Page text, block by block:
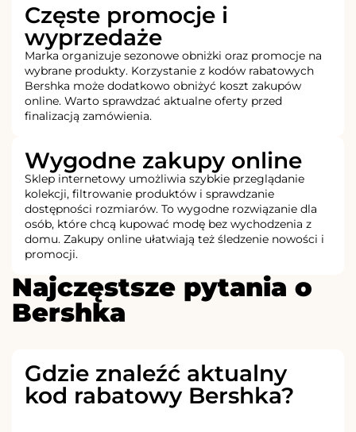
Częste promocje i
wyprzedaże
Marka organizuje sezonowe obniżki oraz promocje na
wybrane produkty. Korzystanie z kodów rabatowych
Bershka może dodatkowo obniżyć koszt zakupów
online. Warto sprawdzać aktualne oferty przed
finalizacją zamówienia.
Wygodne zakupy online
Sklep internetowy umożliwia szybkie przeglądanie
kolekcji, filtrowanie produktów i sprawdzanie
dostępności rozmiarów. To wygodne rozwiązanie dla
osób, które chcą kupować modę bez wychodzenia z
domu. Zakupy online ułatwiają też śledzenie nowości i
promocji.
Najczęstsze pytania o
Bershka
Gdzie znaleźć aktualny
kod rabatowy Bershka?